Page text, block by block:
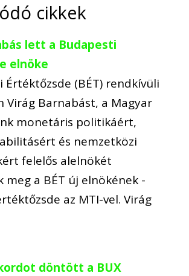
cikkek
lett a Budapesti
elnöke
Értéktőzsde (BÉT) rendkívüli
Virág Barnabást, a Magyar
monetáris politikáért,
és nemzetközi
felelős alelnökét
meg a BÉT új elnökének -
az MTI-vel. Virág
döntött a BUX